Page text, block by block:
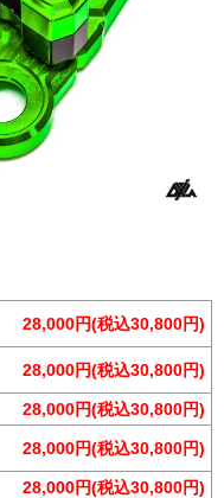
28,000円(税込30,800円)
28,000円(税込30,800円)
28,000円(税込30,800円)
28,000円(税込30,800円)
28,000円(税込30,800円)